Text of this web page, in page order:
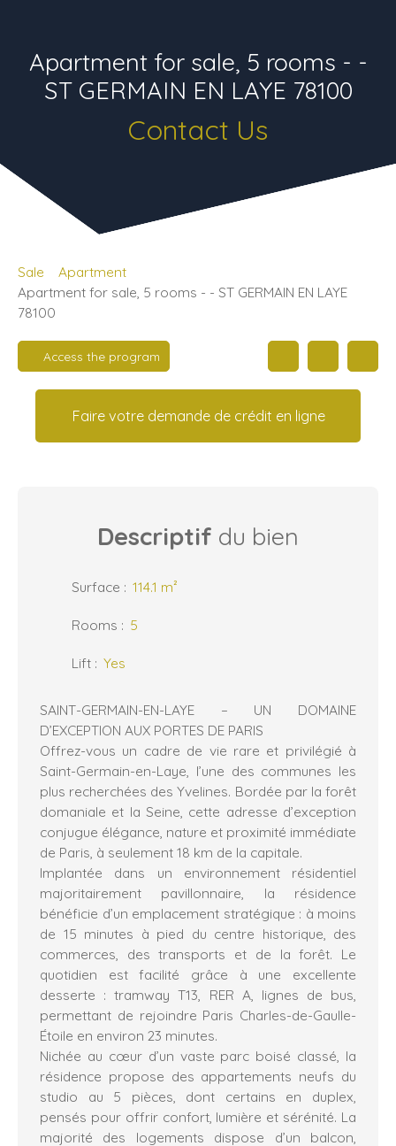
Apartment for sale, 5 rooms - -
ST GERMAIN EN LAYE 78100
Contact Us
Sale
Apartment
Apartment for sale, 5 rooms - - ST GERMAIN EN LAYE
78100
Access the program
Faire votre demande de crédit en ligne
Descriptif du bien
Surface : 114.1 m²
Rooms : 5
Lift : Yes
SAINT-GERMAIN-EN-LAYE – UN DOMAINE
D’EXCEPTION AUX PORTES DE PARIS
Offrez-vous un cadre de vie rare et privilégié à
Saint-Germain-en-Laye, l’une des communes les
plus recherchées des Yvelines. Bordée par la forêt
domaniale et la Seine, cette adresse d’exception
conjugue élégance, nature et proximité immédiate
de Paris, à seulement 18 km de la capitale.
Implantée dans un environnement résidentiel
majoritairement pavillonnaire, la résidence
bénéficie d’un emplacement stratégique : à moins
de 15 minutes à pied du centre historique, des
commerces, des transports et de la forêt. Le
quotidien est facilité grâce à une excellente
desserte : tramway T13, RER A, lignes de bus,
permettant de rejoindre Paris Charles-de-Gaulle-
Étoile en environ 23 minutes.
Nichée au cœur d’un vaste parc boisé classé, la
résidence propose des appartements neufs du
studio au 5 pièces, dont certains en duplex,
pensés pour offrir confort, lumière et sérénité. La
majorité des logements dispose d’un balcon,